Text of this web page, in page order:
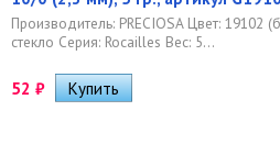
Производитель: PRECIOSA Цвет: 19102
стекло Серия: Rocailles Вес: 5...
52 ₽